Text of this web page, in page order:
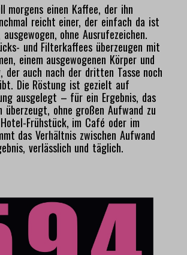
morgens einen Kaffee, der ihn
reicht einer, der einfach da ist
ohne Ausrufezeichen.
und Filterkaffees überzeugen mit
einem ausgewogenen Körper und
der auch nach der dritten Tasse noch
Die Röstung ist gezielt auf
ausgelegt – für ein Ergebnis, das
überzeugt, ohne großen Aufwand zu
Frühstück, im Café oder im
das Verhältnis zwischen Aufwand
verlässlich und täglich.